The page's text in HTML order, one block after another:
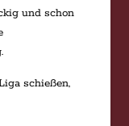
und schon
schießen,